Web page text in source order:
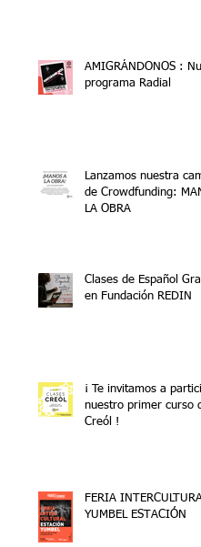
AMIGRÁNDONOS :
programa Radial
Lanzamos nuestra
de Crowdfunding:
LA OBRA
Clases de Español
en Fundación REDIN
¡ Te invitamos a
nuestro primer curso
Creól !
FERIA
YUMBEL ESTACIÓN